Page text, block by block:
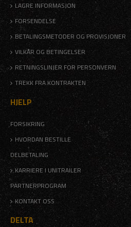
LAGRE INFORMASJON
FORSENDELSE
BETALINGSMETODER OG PROVISJONER
VILKÅR OG BETINGELSER
RETNINGSLINJER FOR PERSONVERN
TREKK FRA KONTRAKTEN
HJELP
FORSIKRING
HVORDAN BESTILLE
DELBETALING
KARRIERE I UNITRAILER
PARTNERPROGRAM
KONTAKT OSS
DELTA